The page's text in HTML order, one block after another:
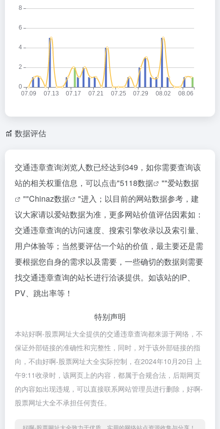
数据评估
交通违章查询浏览人数已经达到349，如你需要查询该
站的相关权重信息，可以点击"5118数据 ""爱站数据
""Chinaz数据
"进入；以目前的网站数据参考，建
议大家请以爱站数据为准，更多网站价值评估因素如：
交通违章查询的访问速度、搜索引擎收录以及索引量、
用户体验等；当然要评估一个站的价值，最主要还是需
要根据您自身的需求以及需要，一些确切的数据则需要
找交通违章查询的站长进行洽谈提供。如该站的IP、
PV、跳出率等！
特别声明
本站好啊-股票网址大全提供的交通违章查询都来源于网络，不
保证外部链接的准确性和完整性，同时，对于该外部链接的指
向，不由好啊-股票网址大全实际控制，在2024年10月20日 上
午9:11收录时，该网页上的内容，都属于合规合法，后期网页
的内容如出现违规，可以直接联系网站管理员进行删除，好啊-
股票网址大全不承担任何责任。
好啊-股票网址大全致力于优质、实用的网络站点资源收集与分享！